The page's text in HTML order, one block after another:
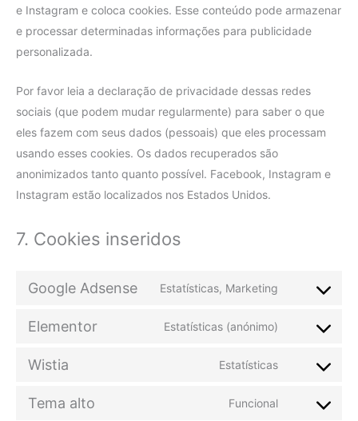
e Instagram e coloca cookies. Esse conteúdo pode armazenar
e processar determinadas informações para publicidade
personalizada.
Por favor leia a declaração de privacidade dessas redes
sociais (que podem mudar regularmente) para saber o que
eles fazem com seus dados (pessoais) que eles processam
usando esses cookies. Os dados recuperados são
anonimizados tanto quanto possível. Facebook, Instagram e
Instagram estão localizados nos Estados Unidos.
7. Cookies inseridos
Google Adsense Estatísticas, Marketing
Elementor Estatísticas (anónimo)
Wistia Estatísticas
Tema alto Funcional